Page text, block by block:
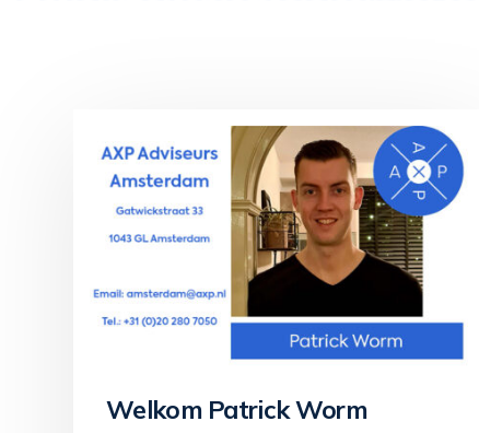
Welkom Patrick Worm